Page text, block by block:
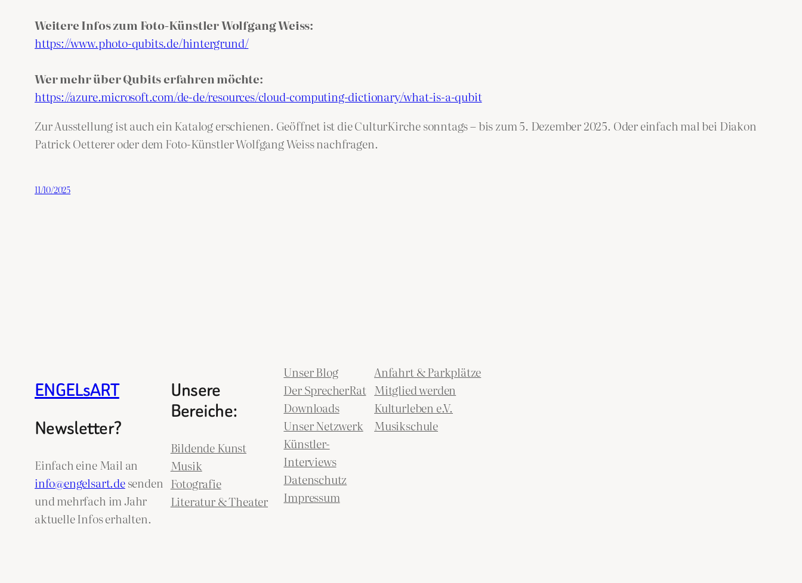
Weitere Infos zum Foto-Künstler Wolfgang Weiss:
https://www.photo-qubits.de/hintergrund/
Wer mehr über Qubits erfahren möchte:
https://azure.microsoft.com/de-de/resources/cloud-computing-dictionary/what-is-a-qubit
Zur Ausstellung ist auch ein Katalog erschienen. Geöffnet ist die CulturKirche sonntags – bis zum 5. Dezember 2025. Oder einfach mal bei Diakon
Patrick Oetterer oder dem Foto-Künstler Wolfgang Weiss nachfragen.
11/10/2025
ENGELsART
Newsletter?
Einfach eine Mail an
info@engelsart.desenden
und mehrfach im Jahr
aktuelle Infos erhalten.
Unsere
Bereiche:
Bildende Kunst
Musik
Fotografie
Literatur & Theater
Unser Blog
Der SprecherRat
Downloads
Unser Netzwerk
Künstler-
Interviews
Datenschutz
Impressum
Anfahrt & Parkplätze
Mitglied werden
Kulturleben e.V.
Musikschule